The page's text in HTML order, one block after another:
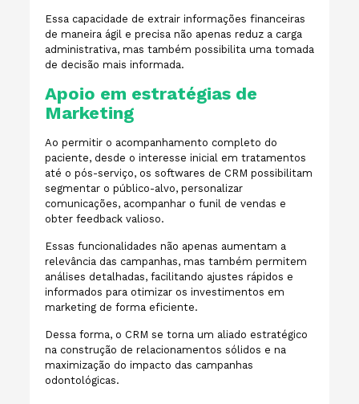
Essa capacidade de extrair informações financeiras
de maneira ágil e precisa não apenas reduz a carga
administrativa, mas também possibilita uma tomada
de decisão mais informada.
Apoio em estratégias de
Marketing
Ao permitir o acompanhamento completo do
paciente, desde o interesse inicial em tratamentos
até o pós-serviço, os softwares de CRM possibilitam
segmentar o público-alvo, personalizar
comunicações, acompanhar o funil de vendas e
obter feedback valioso.
Essas funcionalidades não apenas aumentam a
relevância das campanhas, mas também permitem
análises detalhadas, facilitando ajustes rápidos e
informados para otimizar os investimentos em
marketing de forma eficiente.
Dessa forma, o CRM se torna um aliado estratégico
na construção de relacionamentos sólidos e na
maximização do impacto das campanhas
odontológicas.